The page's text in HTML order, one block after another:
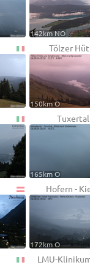
142km NO
Tölzer
150km O
Tuxertal
165km O
Hofern -
172km O
LMU-